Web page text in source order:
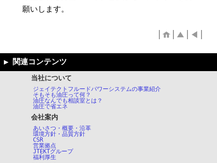
願いします。
当社について
ジェイテクトフルードパワーシステムの事業紹介
そもそも油圧って何？
油圧なんでも相談室とは？
油圧で省エネ
会社案内
あいさつ・概要・沿革
環境方針・品質方針
CSR
営業拠点
JTEKTグループ
福利厚生